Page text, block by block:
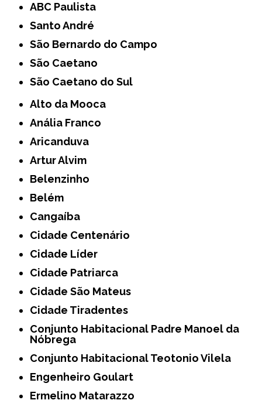
ABC Paulista
Santo André
São Bernardo do Campo
São Caetano
São Caetano do Sul
Alto da Mooca
Anália Franco
Aricanduva
Artur Alvim
Belenzinho
Belém
Cangaíba
Cidade Centenário
Cidade Líder
Cidade Patriarca
Cidade São Mateus
Cidade Tiradentes
Conjunto Habitacional Padre Manoel da
Nóbrega
Conjunto Habitacional Teotonio Vilela
Engenheiro Goulart
Ermelino Matarazzo